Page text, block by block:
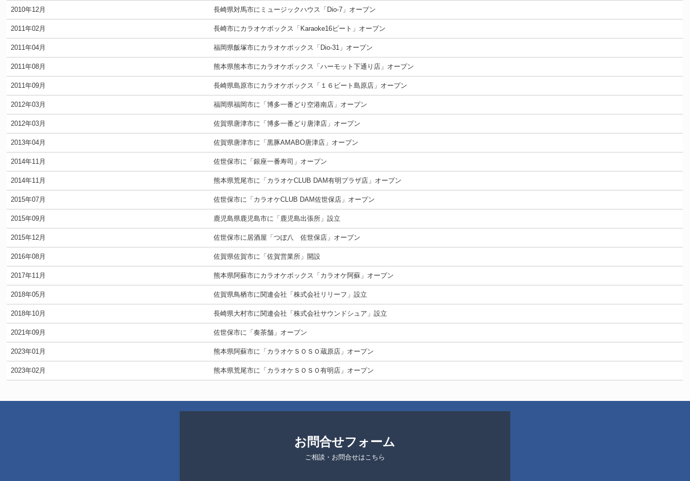
2010年12月 長崎県対馬市にミュージックハウス「Dio-7」オープン
2011年02月 長崎市にカラオケボックス「Karaoke16ビート」オープン
2011年04月 福岡県飯塚市にカラオケボックス「Dio-31」オープン
2011年08月 熊本県熊本市にカラオケボックス「ハーモット下通り店」オープン
2011年09月 長崎県島原市にカラオケボックス「１６ビート島原店」オープン
2012年03月 福岡県福岡市に「博多一番どり空港南店」オープン
2012年03月 佐賀県唐津市に「博多一番どり唐津店」オープン
2013年04月 佐賀県唐津市に「黒豚AMABO唐津店」オープン
2014年11月 佐世保市に「銀座一番寿司」オープン
2014年11月 熊本県荒尾市に「カラオケCLUB DAM有明プラザ店」オープン
2015年07月 佐世保市に「カラオケCLUB DAM佐世保店」オープン
2015年09月 鹿児島県鹿児島市に「鹿児島出張所」設立
2015年12月 佐世保市に居酒屋「つぼ八 佐世保店」オープン
2016年08月 佐賀県佐賀市に「佐賀営業所」開設
2017年11月 熊本県阿蘇市にカラオケボックス「カラオケ阿蘇」オープン
2018年05月 佐賀県鳥栖市に関連会社「株式会社リリーフ」設立
2018年10月 長崎県大村市に関連会社「株式会社サウンドシュア」設立
2021年09月 佐世保市に「奏茶舗」オープン
2023年01月 熊本県阿蘇市に「カラオケＳＯＳＯ蔵原店」オープン
2023年02月 熊本県荒尾市に「カラオケＳＯＳＯ有明店」オープン
お問合せフォーム
ご相談・お問合せはこちら